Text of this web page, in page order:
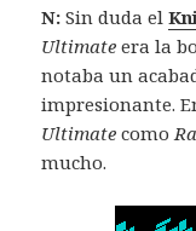
N: Sin duda el
Ultimate era la
notaba un
impresionante.
Ultimate como
mucho.